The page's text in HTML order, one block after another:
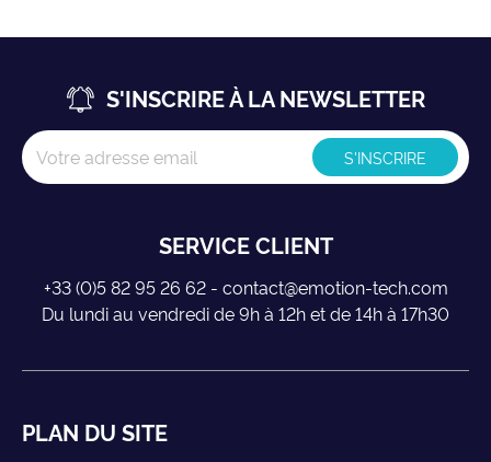
S'INSCRIRE À LA NEWSLETTER
SERVICE CLIENT
+33 (0)5 82 95 26 62 - contact@emotion-tech.com
Du lundi au vendredi de 9h à 12h et de 14h à 17h30
PLAN DU SITE